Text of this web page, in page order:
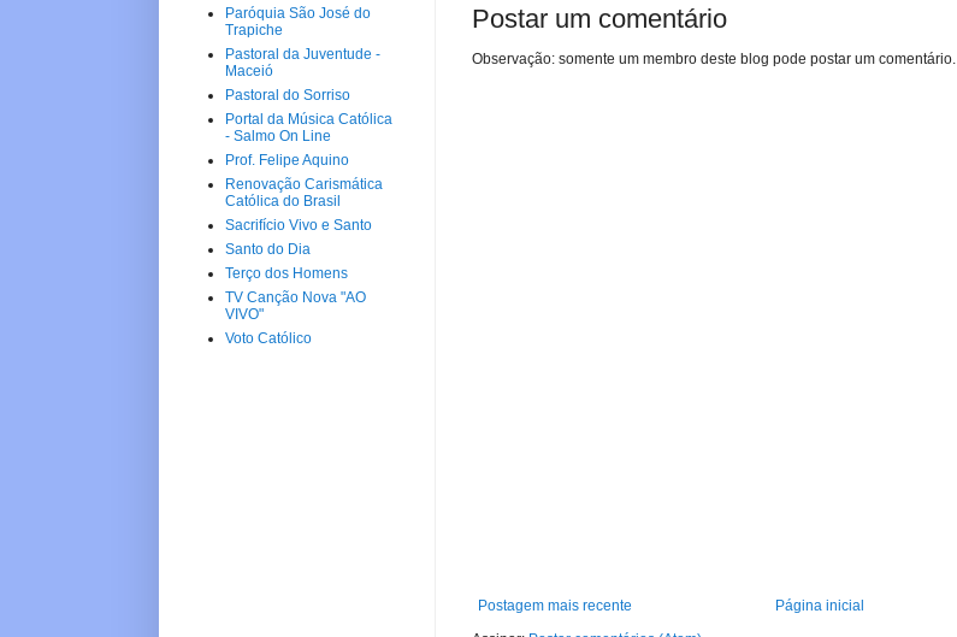
Postar um comentário
Observação: somente um membro deste blog pode postar um comentário.
Postagem mais recente
Página inicial
Paróquia São José do
Trapiche
Pastoral da Juventude -
Maceió
Pastoral do Sorriso
Portal da Música Católica
- Salmo On Line
Prof. Felipe Aquino
Renovação Carismática
Católica do Brasil
Sacrifício Vivo e Santo
Santo do Dia
Terço dos Homens
TV Canção Nova "AO
VIVO"
Voto Católico